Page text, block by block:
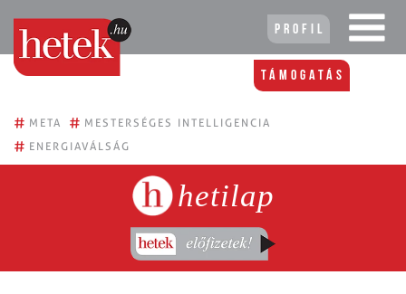
Profil
Támogatás
# META # MESTERSÉGES INTELLIGENCIA
# ENERGIAVÁLSÁG
hetilap